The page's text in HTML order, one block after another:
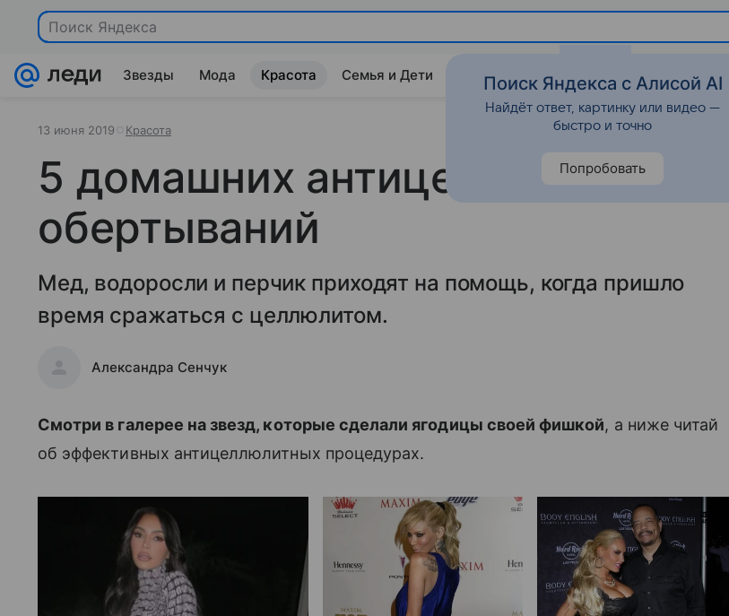
Поиск Яндекса
Звезды Мода Красота Семья и Дети Дом Гороскопы Стиль жизни
13 июня 2019 Красота
5 домашних антицеллюлитных
обертываний
Мед, водоросли и перчик приходят на помощь, когда пришло
время сражаться с целлюлитом.
Александра Сенчук
Смотри в галерее на звезд, которые сделали ягодицы своей фишкой, а ниже читай
об эффективных антицеллюлитных процедурах.
Поиск Яндекса с Алисой AI
Найдёт ответ, картинку или видео —
быстро и точно
Попробовать